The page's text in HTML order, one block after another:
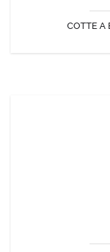
COTTE A
Ce pantalon est
humide ou